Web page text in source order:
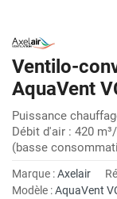
Ventilo-
AquaVent
Puissance
Débit d'air : 420
(basse
Marque :Axelair
Modèle :AquaVent